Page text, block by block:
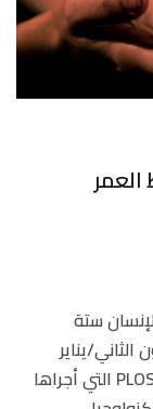
ستة
لدراسة نُشرت في 18 كانون الثاني/يناير
2024 في مجلة الوصول المفتوح PLOS Climate التي أجراها